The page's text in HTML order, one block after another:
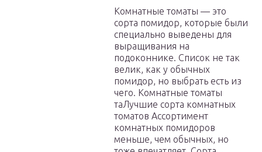
Комнатные томаты — это
сорта помидор, которые были
специально выведены для
выращивания на
подоконнике. Список не так
велик, как у обычных
помидор, но выбрать есть из
чего. Комнатные томаты
таЛучшие сорта комнатных
томатов Ассортимент
комнатных помидоров
меньше, чем обычных, но